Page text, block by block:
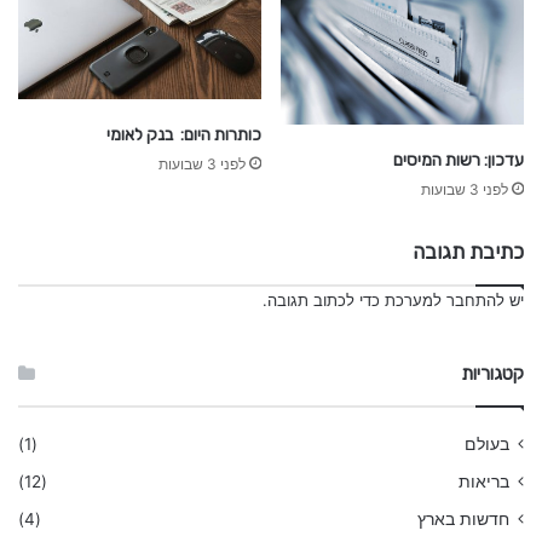
ם
עדכון: רשות המיסים
לפני 3 שבועות
כותרות היום: בנק לאומי
לפני 3 שבועות
כתיבת תגובה
יש להתחבר למערכת כדי לכתוב תגובה.
קטגוריות
בעולם
(1)
בריאות
(12)
חדשות בארץ
(4)